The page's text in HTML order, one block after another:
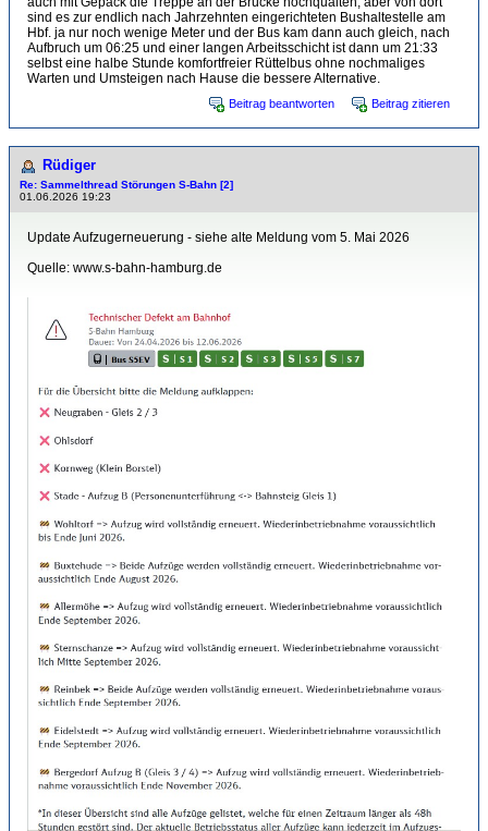
sind es zur endlich nach Jahrzehnten eingerichteten Bushaltestelle am
Hbf. ja nur noch wenige Meter und der Bus kam dann auch gleich, nach
Aufbruch um 06:25 und einer langen Arbeitsschicht ist dann um 21:33
selbst eine halbe Stunde komfortfreier Rüttelbus ohne nochmaliges
Warten und Umsteigen nach Hause die bessere Alternative.
Beitrag beantworten Beitrag zitieren
Rüdiger
Re: Sammelthread Störungen S-Bahn [2]
01.06.2026 19:23
Update Aufzugerneuerung - siehe alte Meldung vom 5. Mai 2026
Quelle: www.s-bahn-hamburg.de